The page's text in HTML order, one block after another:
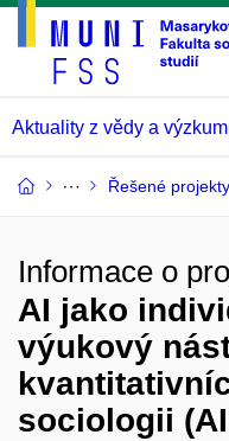
Aktuality z vědy a
Řešené projekty
Informace o
AI jako
výukový
sociologii